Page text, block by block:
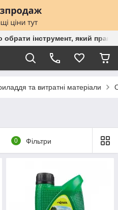
інструмент, який
та витратні матеріали
0 Фільтри